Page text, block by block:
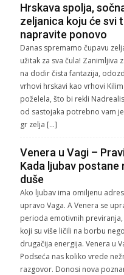
Hrskava spolja,
zeljanica koju će svi
napravite ponovo
Danas spremamo čupavu
užitak za sva čula! Zanimljiva
na dodir čista fantazija,
vrhovi hrskavi kao vrhovi
poželela, što bi rekli
od sastojaka potrebno vam
gr zelja […]
Venera u Vagi –
Kada ljubav postane
duše
Ako ljubav ima omiljenu
upravo Vaga. A Venera se
perioda emotivnih
koji su više ličili na borbu
drugačija energija. Venera u
Podseća nas koliko vrede
razgovor. Donosi nova